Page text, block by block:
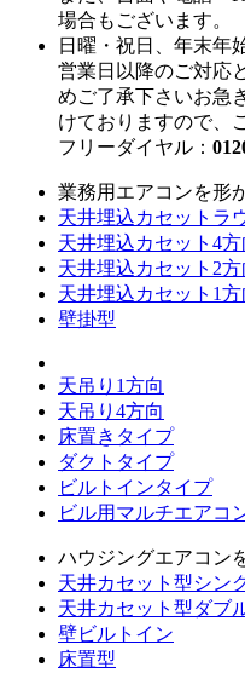
場合もございます。
日曜・祝日、年末年
営業日以降のご対応
めご了承下さいお急
けておりますので、
フリーダイヤル：
業務用エアコンを形
天井埋込カセットラ
天井埋込カセット4方
天井埋込カセット2方
天井埋込カセット1方
壁掛型
天吊り1方向
天吊り4方向
床置きタイプ
ダクトタイプ
ビルトインタイプ
ビル用マルチエアコ
ハウジングエアコン
天井カセット型シン
天井カセット型ダブ
壁ビルトイン
床置型